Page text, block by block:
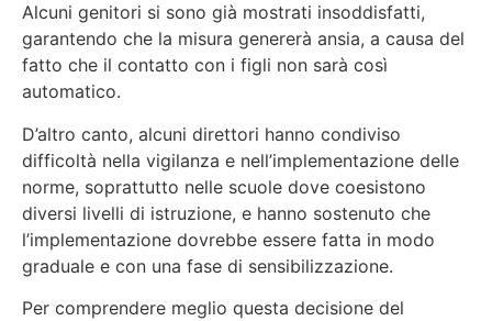
Alcuni genitori si sono già mostrati insoddisfatti,
garantendo che la misura genererà ansia, a causa del
fatto che il contatto con i figli non sarà così
automatico.
D’altro canto, alcuni direttori hanno condiviso
difficoltà nella vigilanza e nell’implementazione delle
norme, soprattutto nelle scuole dove coesistono
diversi livelli di istruzione, e hanno sostenuto che
l’implementazione dovrebbe essere fatta in modo
graduale e con una fase di sensibilizzazione.
Per comprendere meglio questa decisione del